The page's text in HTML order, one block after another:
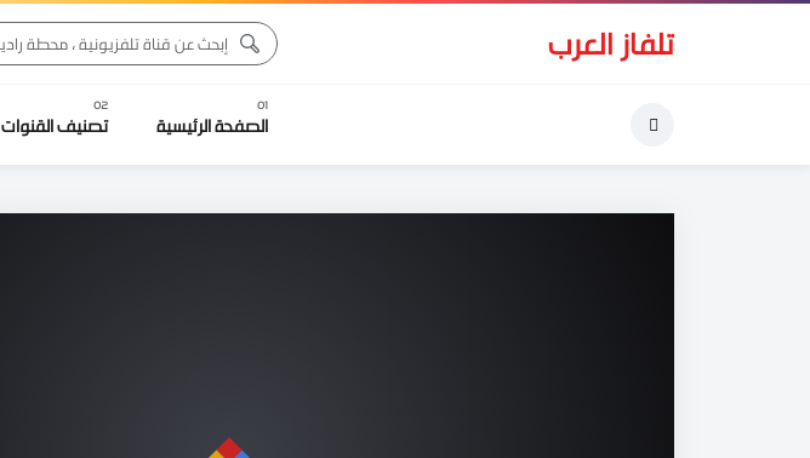
تلفاز العرب
الصفحة الرئيسية تصنيف القنوات